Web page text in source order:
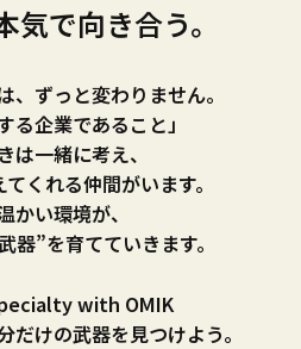
気で向き合う。
、ずっと変わりません。
る企業であること」
は一緒に考え、
くれる仲間がいます。
かい環境が、
器”を育てていきます。
with OMIK
だけの武器を見つけよう。